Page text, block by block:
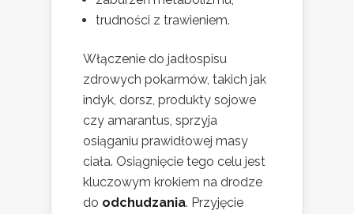
trudności z trawieniem.
Włączenie do jadłospisu
zdrowych pokarmów, takich jak
indyk, dorsz, produkty sojowe
czy amarantus, sprzyja
osiąganiu prawidłowej masy
ciała. Osiągnięcie tego celu jest
kluczowym krokiem na drodze
do odchudzania. Przyjęcie